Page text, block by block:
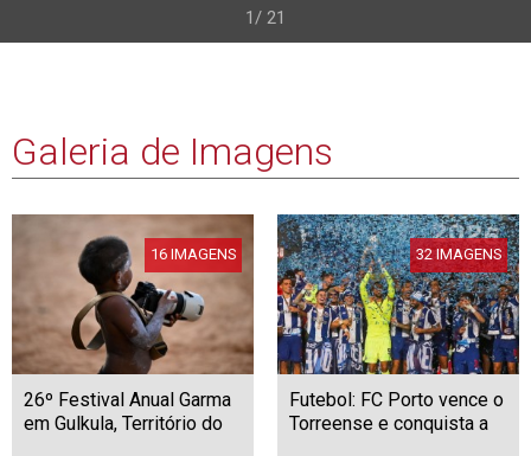
1/ 21
Galeria de Imagens
16 IMAGENS
26º Festival Anual Garma
em Gulkula, Território do
32 IMAGENS
Futebol: FC Porto vence o
Torreense e conquista a